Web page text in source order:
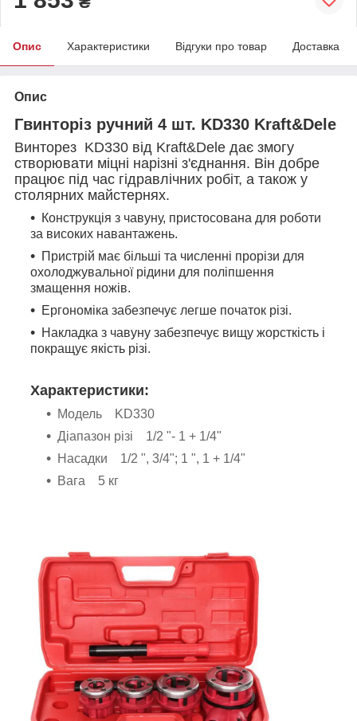
Опис Характеристики Відгуки про товар Доставка
Опис
Гвинторіз ручний 4 шт. KD330 Kraft&Dele
Винторез KD330 від Kraft&Dele дає змогу
створювати міцні нарізні з'єднання. Він добре
працює під час гідравлічних робіт, а також у
столярних майстернях.
Конструкція з чавуну, пристосована для роботи
за високих навантажень.
Пристрій має більші та численні прорізи для
охолоджувальної рідини для поліпшення
змащення ножів.
Ергономіка забезпечує легше початок різі.
Накладка з чавуну забезпечує вищу жорсткість і
покращує якість різі.
Характеристики:
Модель KD330
Діапазон різі 1/2 "- 1 + 1/4"
Насадки 1/2 ", 3/4"; 1 ", 1 + 1/4"
Вага 5 кг